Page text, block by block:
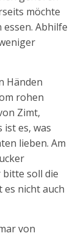
möchte
Abhilfe
Händen
rohen
Zimt,
ist es, was
lieben. Am
bitte soll die
es nicht auch
von